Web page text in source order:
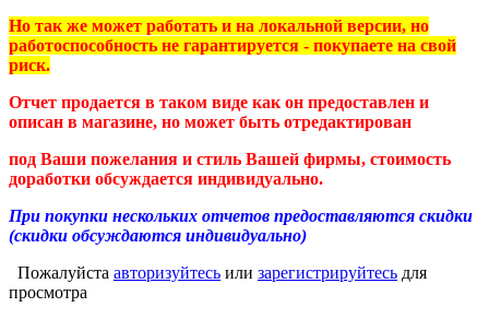
Но так же может работать и на локальной версии, но
работоспособность не гарантируется - покупаете на свой
риск.
Отчет продается в таком виде как он предоставлен и
описан в магазине, но может быть отредактирован
под Ваши пожелания и стиль Вашей фирмы, стоимость
доработки обсуждается индивидуально.
При покупки нескольких отчетов предоставляются скидки
(скидки обсуждаются индивидуально)
Пожалуйста авторизуйтесь или зарегистрируйтесь для
просмотра